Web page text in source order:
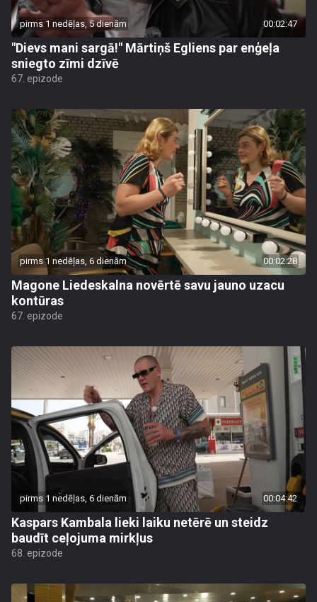
pirms 1 nedēļas, 5 dienām 00:02:47
"Dievs mani sargā!" Mārtiņš Egliens par enģeļa
sniegto zīmi dzīvē
67. epizode
pirms 1 nedēļas, 6 dienām 00:02:28
Magone Liedeskalna novērtē savu jauno uzacu
kontūras
67. epizode
pirms 1 nedēļas, 6 dienām 00:04:42
Kaspars Kambala lieki laiku netērē un steidz
baudīt ceļojuma mirkļus
68. epizode